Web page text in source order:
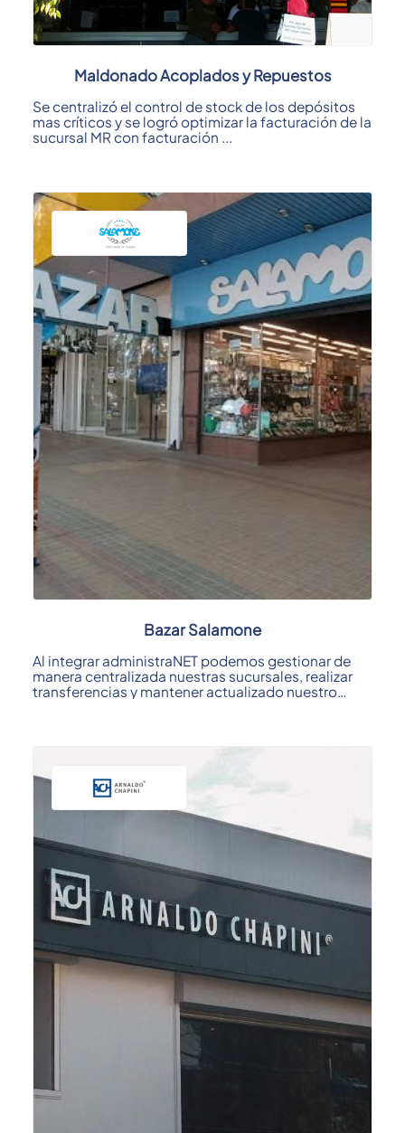
Maldonado Acoplados y Repuestos
Se centralizó el control de stock de los depósitos
mas críticos y se logró optimizar la facturación de la
sucursal MR con facturación ...
Bazar Salamone
Al integrar administraNET podemos gestionar de
manera centralizada nuestras sucursales, realizar
transferencias y mantener actualizado nuestro